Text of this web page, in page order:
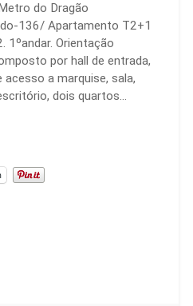
do Dragão
136/ Apartamento T2+1
1ºandar. Orientação
por hall de entrada,
a marquise, sala,
dois quartos…